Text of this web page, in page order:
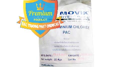
PAC – Polyaluminium
Chloride 31% Thái Lan
Thailand